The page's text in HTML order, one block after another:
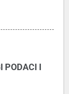
PODACI I